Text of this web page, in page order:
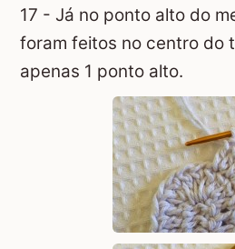
17 - Já no ponto alto do
foram feitos no centro do
apenas 1 ponto alto.